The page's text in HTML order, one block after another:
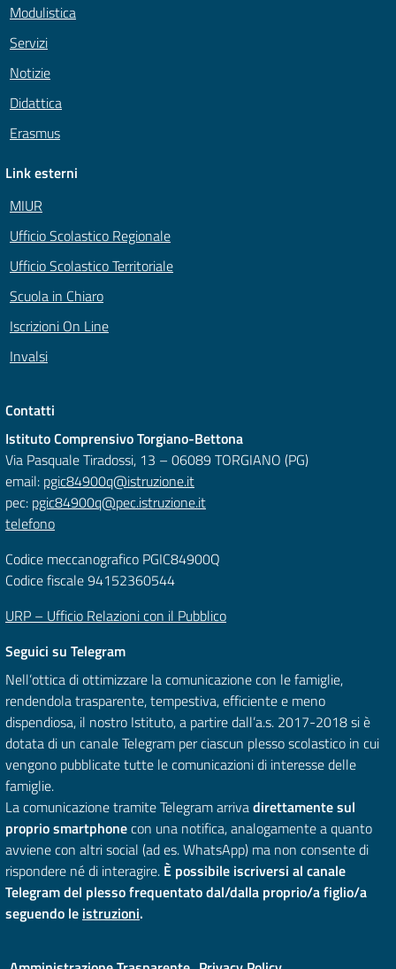
Modulistica
Servizi
Notizie
Didattica
Erasmus
Link esterni
MIUR
Ufficio Scolastico Regionale
Ufficio Scolastico Territoriale
Scuola in Chiaro
Iscrizioni On Line
Invalsi
Contatti
Istituto Comprensivo Torgiano-Bettona
Via Pasquale Tiradossi, 13 – 06089 TORGIANO (PG)
email: pgic84900q@istruzione.it
pec: pgic84900q@pec.istruzione.it
telefono
Codice meccanografico PGIC84900Q
Codice fiscale 94152360544
URP – Ufficio Relazioni con il Pubblico
Seguici su Telegram
Nell’ottica di ottimizzare la comunicazione con le famiglie,
rendendola trasparente, tempestiva, efficiente e meno
dispendiosa, il nostro Istituto, a partire dall’a.s. 2017-2018 si è
dotata di un canale Telegram per ciascun plesso scolastico in cui
vengono pubblicate tutte le comunicazioni di interesse delle
famiglie.
La comunicazione tramite Telegram arrivadirettamente sul
proprio smartphonecon una notifica, analogamente a quanto
avviene con altri social (ad es. WhatsApp) ma non consente di
rispondere né di interagire. È possibile iscriversi al canale
Telegram del plesso frequentato dal/dalla proprio/a figlio/a
seguendo le istruzioni.